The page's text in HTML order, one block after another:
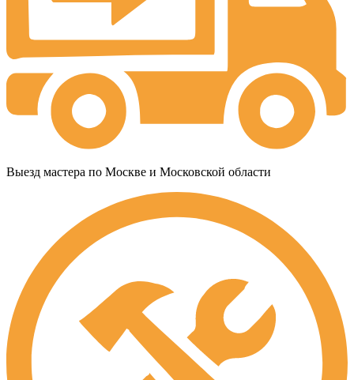
Выезд мастера по Москве и Московской области